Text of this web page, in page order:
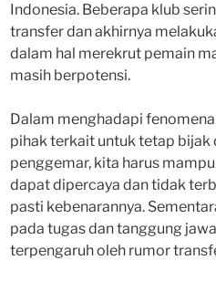
Indonesia. Beberapa klub
transfer dan akhirnya
dalam hal merekrut pemain
masih berpotensi.
Dalam menghadapi
pihak terkait untuk tetap bijak
penggemar, kita harus
dapat dipercaya dan tidak
pasti kebenarannya.
pada tugas dan tanggung
terpengaruh oleh rumor